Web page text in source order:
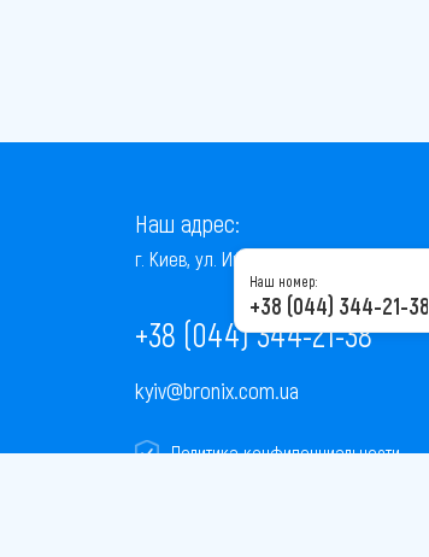
Наш адрес:
г. Киев, ул. Институтская, 22/7, оф. 41
+38 (044) 344-21-38
kyiv@bronix.com.ua
Политика конфиденциальности
Наш номер:
+38 (044) 344-21-38